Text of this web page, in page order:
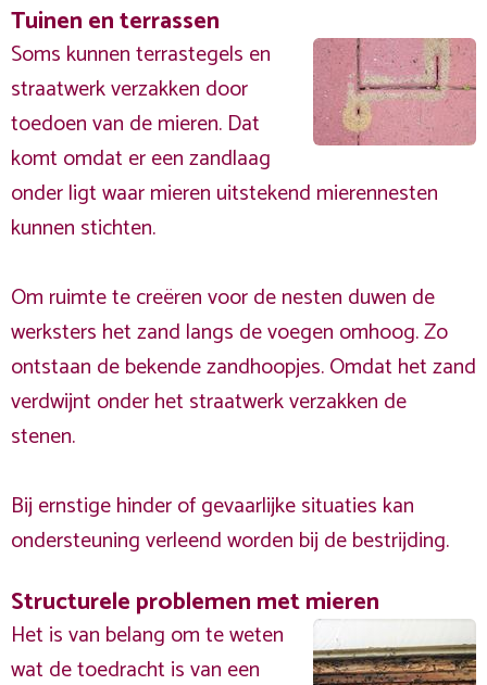
Tuinen en terrassen
Soms kunnen terrastegels en
straatwerk verzakken door
toedoen van de mieren. Dat
komt omdat er een zandlaag
onder ligt waar mieren uitstekend mierennesten
kunnen stichten.
Om ruimte te creëren voor de nesten duwen de
werksters het zand langs de voegen omhoog. Zo
ontstaan de bekende zandhoopjes. Omdat het zand
verdwijnt onder het straatwerk verzakken de
stenen.
Bij ernstige hinder of gevaarlijke situaties kan
ondersteuning verleend worden bij de bestrijding.
Structurele problemen met mieren
Het is van belang om te weten
wat de toedracht is van een